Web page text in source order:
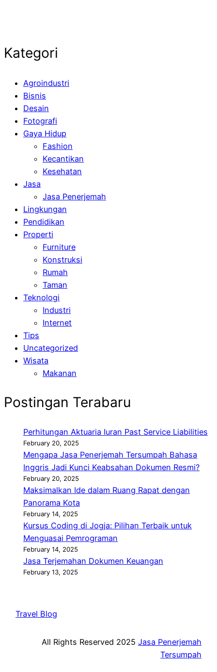
Kategori
Agroindustri
Bisnis
Desain
Fotografi
Gaya Hidup
Fashion
Kecantikan
Kesehatan
Jasa
Jasa Penerjemah
Lingkungan
Pendidikan
Properti
Furniture
Konstruksi
Rumah
Taman
Teknologi
Industri
Internet
Tips
Uncategorized
Wisata
Makanan
Postingan Terabaru
Perhitungan Aktuaria Iuran Past Service Liabilities
February 20, 2025
Mengapa Jasa Penerjemah Tersumpah Bahasa
Inggris Jadi Kunci Keabsahan Dokumen Resmi?
February 20, 2025
Maksimalkan Ide dalam Ruang Rapat dengan
Panorama Kota
February 14, 2025
Kursus Coding di Jogja: Pilihan Terbaik untuk
Menguasai Pemrograman
February 14, 2025
Jasa Terjemahan Dokumen Keuangan
February 13, 2025
Travel Blog
All Rights Reserved 2025 Jasa Penerjemah
Tersumpah